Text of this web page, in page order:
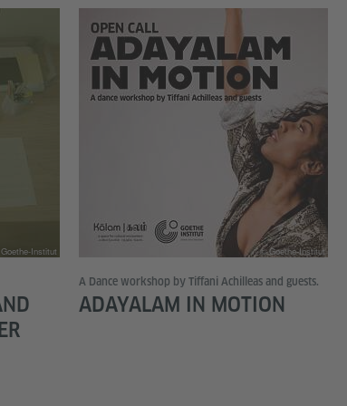
Institut © Goethe-Institut
A Dance workshop by Tiffani Achilleas and guests.
ADAYALAM IN MOTION